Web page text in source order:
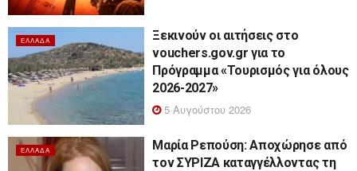
ΕΛΛΆΔΑ
Ξεκινούν οι αιτήσεις στο
vouchers.gov.gr για το
Πρόγραμμα «Τουρισμός για όλους
2026-2027»
5 Αυγούστου 2026
ΕΛΛΆΔΑ
Μαρία Ρεπούση: Αποχώρησε από
τον ΣΥΡΙΖΑ καταγγέλλοντας τη